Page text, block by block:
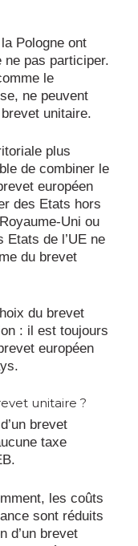
Pologne ont
ne pas participer.
le
ne peuvent
unitaire.
plus
de combiner le
européen
des Etats hors
Uni ou
Etats de l’UE ne
du brevet
du brevet
: il est toujours
européen
unitaire ?
brevet
taxe
les coûts
sont réduits
d’un brevet